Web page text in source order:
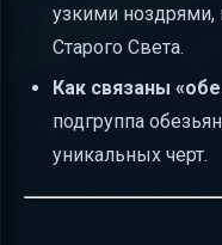
узкими
Старого Света.
Как связаны
подгруппа
уникальных черт.